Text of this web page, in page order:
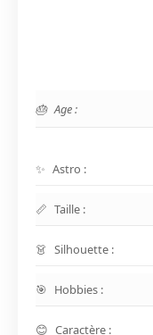
Age :
Astro :
Taille :
Silhouette :
Hobbies :
Caractère :